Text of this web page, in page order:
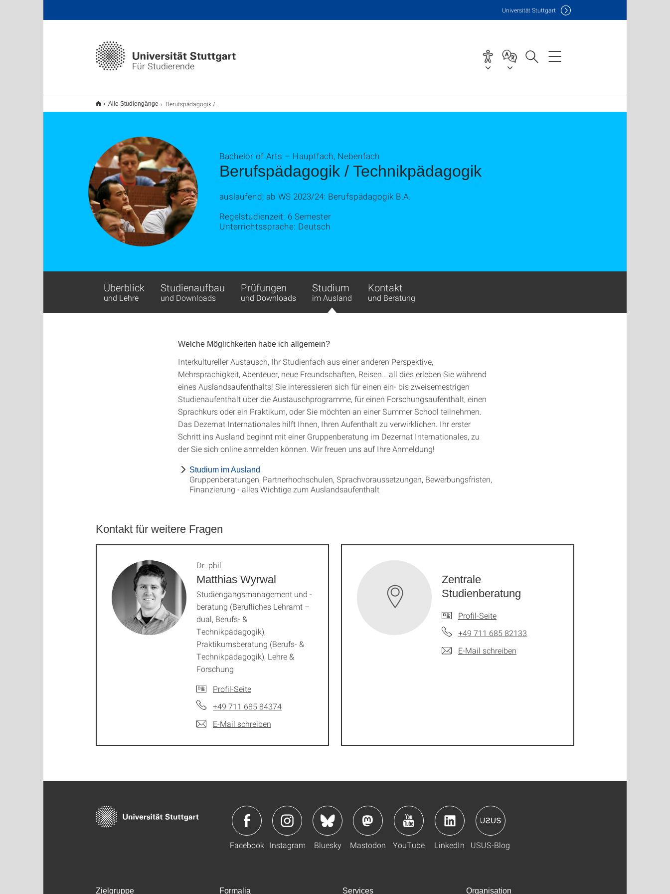
Für Studierende
Universität Stuttgart
Alle Studiengänge Berufspädagogik / Technikpädagogik B.A.
Berufspädagogik / Technikpädagogik
Bachelor of Arts – Hauptfach, Nebenfach
auslaufend; ab WS 2023/24: Berufspädagogik B.A.
Regelstudienzeit: 6 Semester
Unterrichtssprache: Deutsch
Überblick
und Lehre
Studienaufbau
und Downloads
Prüfungen
und Downloads
Studium
im Ausland
Kontakt
und Beratung
Welche Möglichkeiten habe ich allgemein?
Interkultureller Austausch, Ihr Studienfach aus einer anderen Perspektive,
Mehrsprachigkeit, Abenteuer, neue Freundschaften, Reisen… all dies erleben Sie während
eines Auslandsaufenthalts! Sie interessieren sich für einen ein- bis zweisemestrigen
Studienaufenthalt über die Austauschprogramme, für einen Forschungsaufenthalt, einen
Sprachkurs oder ein Praktikum, oder Sie möchten an einer Summer School teilnehmen.
Das Dezernat Internationales hilft Ihnen, Ihren Aufenthalt zu verwirklichen. Ihr erster
Schritt ins Ausland beginnt mit einer Gruppenberatung im Dezernat Internationales, zu
der Sie sich online anmelden können. Wir freuen uns auf Ihre Anmeldung!
Studium im Ausland
Gruppenberatungen, Partnerhochschulen, Sprachvoraussetzungen, Bewerbungsfristen,
Finanzierung - alles Wichtige zum Auslandsaufenthalt
Kontakt für weitere Fragen
Matthias Wyrwal
Dr. phil.
Studiengangsmanagement und -
beratung (Berufliches Lehramt –
dual, Berufs- &
Technikpädagogik),
Praktikumsberatung (Berufs- &
Technikpädagogik), Lehre &
Forschung
Profil-Seite
+49 711 685 84374
E-Mail schreiben
Zentrale
Studienberatung
Profil-Seite
+49 711 685 82133
E-Mail schreiben
Facebook Instagram Bluesky Mastodon YouTube LinkedIn USUS-Blog
Zielgruppe Formalia Services Organisation